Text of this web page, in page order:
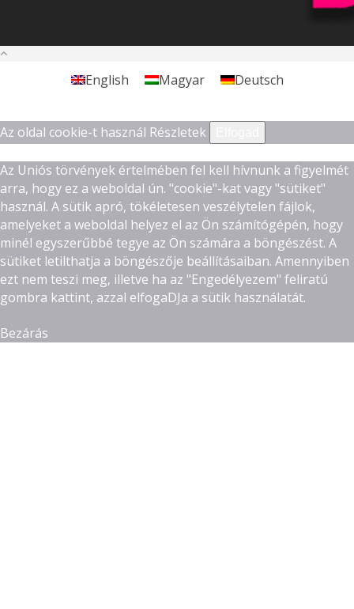
English Magyar Deutsch
Az oldal cookie-t használ Részletek
Az Uniós törvények értelmében fel kell hívnunk a figyelmét
arra, hogy ez a weboldal ún. "cookie"-kat vagy "sütiket"
használ. A sütik apró, tökéletesen veszélytelen fájlok,
amelyeket a weboldal helyez el az Ön számítógépén, hogy
minél egyszerűbbé tegye az Ön számára a böngészést. A
sütiket letilthatja a böngészője beállításaiban. Amennyiben
ezt nem teszi meg, illetve ha az "Engedélyezem" feliratú
gombra kattint, azzal elfogaDJa a sütik használatát.
Bezárás